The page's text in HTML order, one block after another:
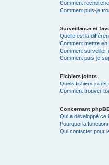
Comment
Comment puis-je
Surveillance et
Quelle est la
Comment mettre
Comment surveiller
Comment puis-je
Fichiers joints
Quels fichiers joints
Comment trouver
Concernant
Qui a développé ce
Pourquoi la
Qui contacter pour